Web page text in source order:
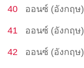
40 ออนซ์ (อังกฤษ)
41 ออนซ์ (อังกฤษ)
42 ออนซ์ (อังกฤษ)